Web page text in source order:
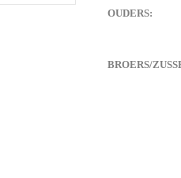
OUDERS:
BROERS/